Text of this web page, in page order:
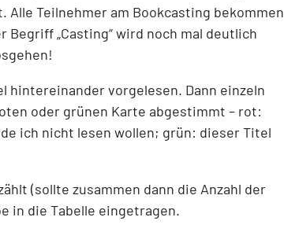
Teilnehmer am Bookcasting bekommen
„Casting“ wird noch mal deutlich
hintereinander vorgelesen. Dann einzeln
oder grünen Karte abgestimmt – rot:
ich nicht lesen wollen; grün: dieser Titel
(sollte zusammen dann die Anzahl der
in die Tabelle eingetragen.